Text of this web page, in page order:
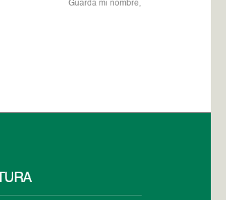
Guarda mi nombre,